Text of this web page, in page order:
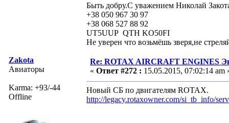
Быть добру.С уважением Николай
+38 050 967 30 97
+38 068 527 88 92
UT5UUP QTH KO50FI
Не уверен что возьмёшь зверя,не
Zakota
Авиаторы
Karma: +93/-44
Offline
Re: ROTAX AIRCRAFT ENGINES
« Ответ #272 : 15.05.2015, 07:02:14 am
Новый СБ по двигателям ROTAX.
http://legacy.rotaxowner.com/si_tb_info/